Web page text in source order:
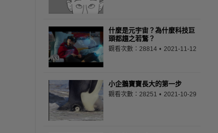
什麼是元宇宙？為什麼科技巨
頭都趨之若鶩？
觀看次數：28814 2021-11-12
小企鵝寶寶長大的第一步
觀看次數：28251 2021-10-29